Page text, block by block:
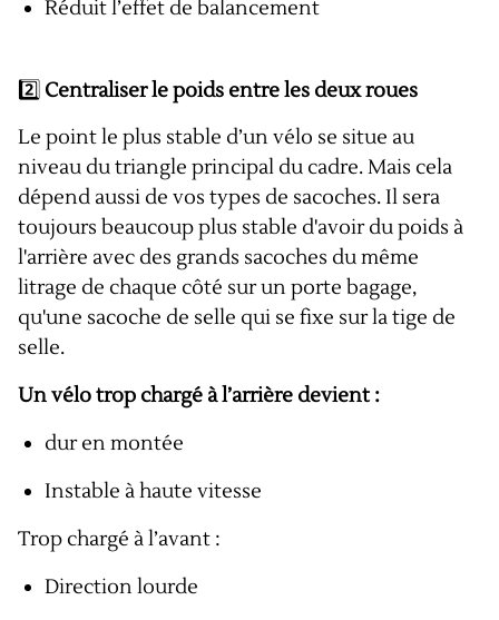
Réduit l’effet de balancement
2️⃣ Centraliser le poids entre les deux roues
Le point le plus stable d’un vélo se situe au
niveau du triangle principal du cadre. Mais cela
dépend aussi de vos types de sacoches. Il sera
toujours beaucoup plus stable d'avoir du poids à
l'arrière avec des grands sacoches du même
litrage de chaque côté sur un porte bagage,
qu'une sacoche de selle qui se fixe sur la tige de
selle.
Un vélo trop chargé à l’arrière devient :
dur en montée
Instable à haute vitesse
Trop chargé à l’avant :
Direction lourde